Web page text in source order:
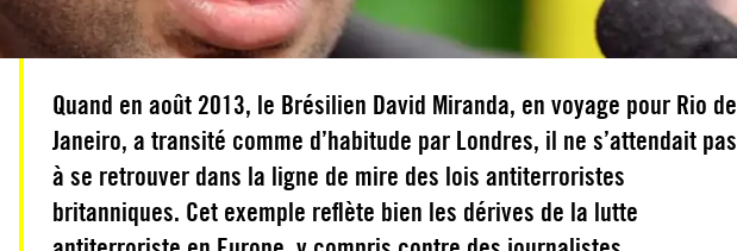
Quand en août 2013, le Brésilien David Miranda, en voyage pour Rio de
Janeiro, a transité comme d’habitude par Londres, il ne s’attendait pas
à se retrouver dans la ligne de mire des lois antiterroristes
britanniques. Cet exemple reflète bien les dérives de la lutte